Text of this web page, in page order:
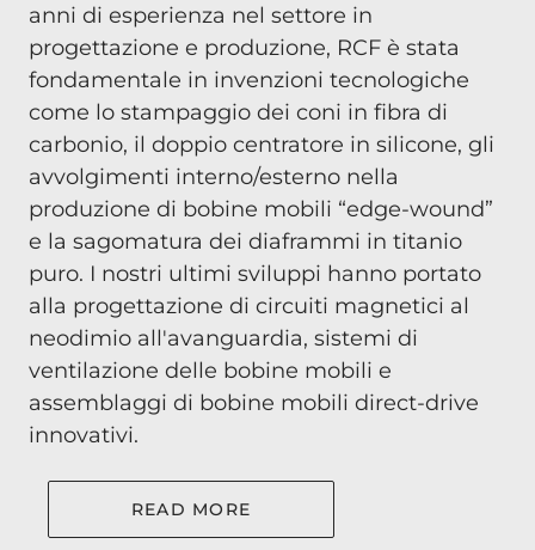
anni di esperienza nel settore in
progettazione e produzione, RCF è stata
fondamentale in invenzioni tecnologiche
come lo stampaggio dei coni in fibra di
carbonio, il doppio centratore in silicone, gli
avvolgimenti interno/esterno nella
produzione di bobine mobili “edge-wound”
e la sagomatura dei diaframmi in titanio
puro. I nostri ultimi sviluppi hanno portato
alla progettazione di circuiti magnetici al
neodimio all'avanguardia, sistemi di
ventilazione delle bobine mobili e
assemblaggi di bobine mobili direct-drive
innovativi.
READ MORE